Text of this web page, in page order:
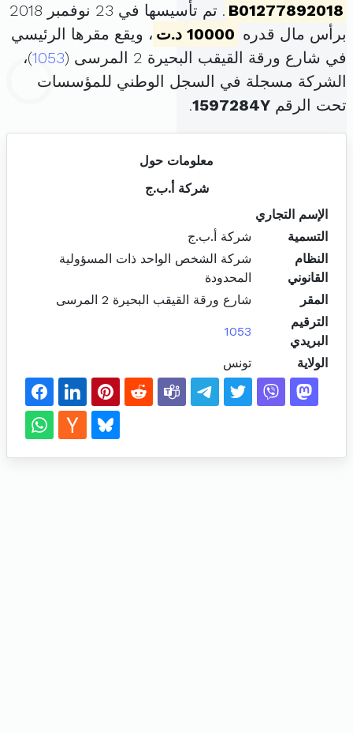
B01277892018
. تم تأسيسها في 23 نوفمبر 2018
برأس مال قدره 10000 د.ت
، ويقع مقرها الرئيسي
في شارع ورقة القيقب البحيرة 2 المرسى (
1053)،
الشركة مسجلة في السجل الوطني للمؤسسات
تحت الرقم 1597284Y
.
معلومات حول
شركة أ.ب.ج
الإسم التجاري
التسمية
شركة أ.ب.ج
النظام
القانوني
شركة الشخص الواحد ذات المسؤولية
المحدودة
المقر
شارع ورقة القيقب البحيرة 2 المرسى
الترقيم
البريدي
1053
الولاية تونس